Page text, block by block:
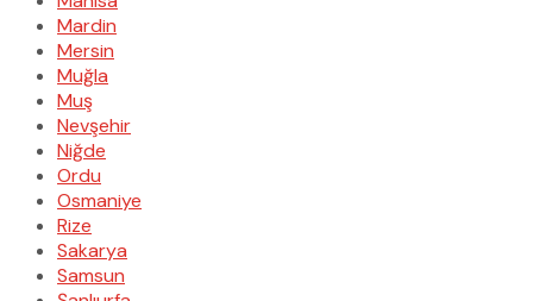
Mardin
Mersin
Muğla
Muş
Nevşehir
Niğde
Ordu
Osmaniye
Rize
Sakarya
Samsun